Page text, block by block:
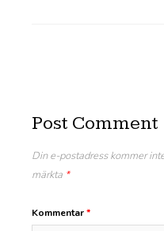
Post Comment
Din e-postadress kommer
märkta *
Kommentar*